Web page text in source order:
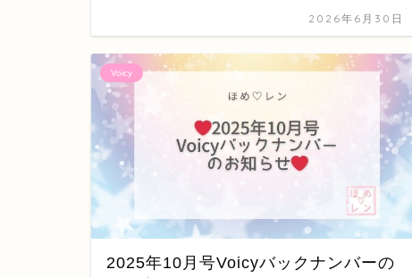
2026年6月30日
Voicy
2025年10月号Voicyバックナンバーの